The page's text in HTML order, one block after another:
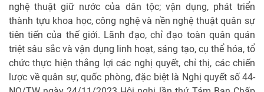
nghệ thuật giữ nước của dân tộc; vận dụng, phát triển
thành tựu khoa học, công nghệ và nền nghệ thuật quân sự
tiên tiến của thế giới. Lãnh đạo, chỉ đạo toàn quân quán
triệt sâu sắc và vận dụng linh hoạt, sáng tạo, cụ thể hóa, tổ
chức thực hiện thắng lợi các nghị quyết, chỉ thị, các chiến
lược về quân sự, quốc phòng, đặc biệt là Nghị quyết số 44-